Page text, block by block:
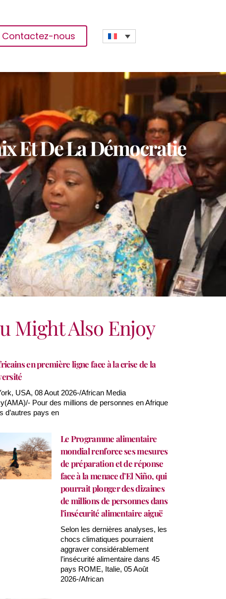
Contactez-nous
Et De La Démocratie
Might Also Enjoy
en première ligne face à la crise de la
USA, 08 Aout 2026-/African Media
Pour des millions de personnes en Afrique
d’autres pays en
Le Programme alimentaire
mondial renforce ses mesures
de préparation et de réponse
face à la menace d’El Niño, qui
pourrait plonger des dizaines
de millions de personnes dans
l’insécurité alimentaire aiguë
Selon les dernières analyses, les
chocs climatiques pourraient
aggraver considérablement
l’insécurité alimentaire dans 45
pays ROME, Italie, 05 Août
2026-/African